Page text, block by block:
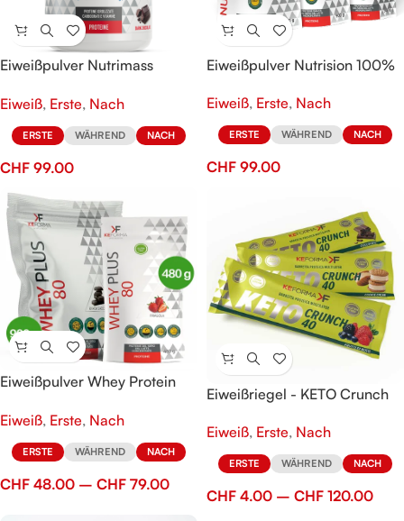
Eiweißpulver Nutrimass
Eiweiß, Erste, Nach
ERSTE WÄHREND NACH
CHF 99.00
Eiweißpulver Nutrision 100%
Eiweiß, Erste, Nach
ERSTE WÄHREND NACH
CHF 99.00
Eiweißpulver Whey Protein
Eiweiß, Erste, Nach
ERSTE WÄHREND NACH
CHF 48.00 – CHF 79.00
Eiweißriegel - KETO Crunch
Eiweiß, Erste, Nach
ERSTE WÄHREND NACH
CHF 4.00 – CHF 120.00